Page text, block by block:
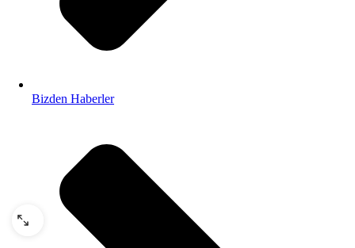
Bizden Haberler